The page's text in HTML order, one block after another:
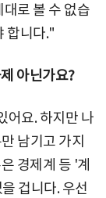
로 볼 수 없습
합니다."
아닌가요?
어요. 하지만 나
남기고 가지
경제계 등 '계
겁니다. 우선